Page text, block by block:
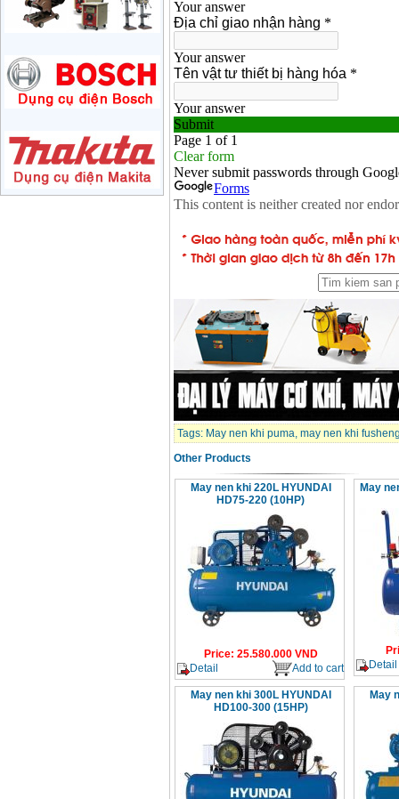
Price:3150000VND
dau no diesel D24
Price :24500000VND
May nen khi Puma
Tags: May nen khi puma, may nen khi
Other Products
May nen khi 220L HYUNDAI
HD75-220 (10HP)
Price: 25.580.000VND
Detail
Add to cart
May
Detail
May nen khi 300L HYUNDAI
HD100-300 (15HP)
May